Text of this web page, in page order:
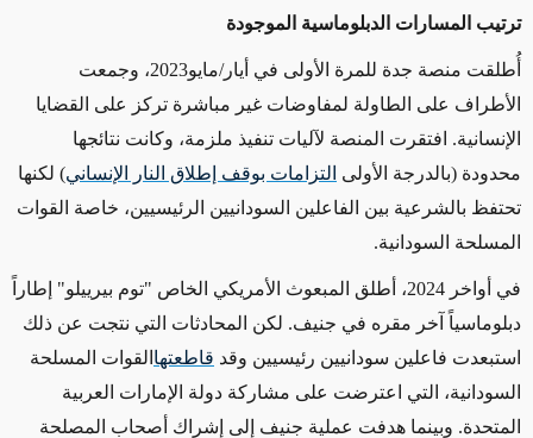
ترتيب المسارات الدبلوماسية الموجودة
أُطلقت منصة جدة للمرة الأولى في أيار/مايو2023، وجمعت
الأطراف على الطاولة لمفاوضات غير مباشرة تركز على القضايا
الإنسانية. افتقرت المنصة لآليات تنفيذ ملزمة، وكانت نتائجها
محدودة (بالدرجة الأولى التزامات بوقف إطلاق النار الإنساني) لكنها
تحتفظ بالشرعية بين الفاعلين السودانيين الرئيسيين، خاصة القوات
المسلحة السودانية.
في أواخر 2024، أطلق المبعوث الأمريكي الخاص "توم بيرييلو" إطاراً
دبلوماسياً آخر مقره في جنيف. لكن المحادثات التي نتجت عن ذلك
استبعدت فاعلين سودانيين رئيسيين وقد قاطعتها القوات المسلحة
السودانية، التي اعترضت على مشاركة دولة الإمارات العربية
المتحدة. وبينما هدفت عملية جنيف إلى إشراك أصحاب المصلحة